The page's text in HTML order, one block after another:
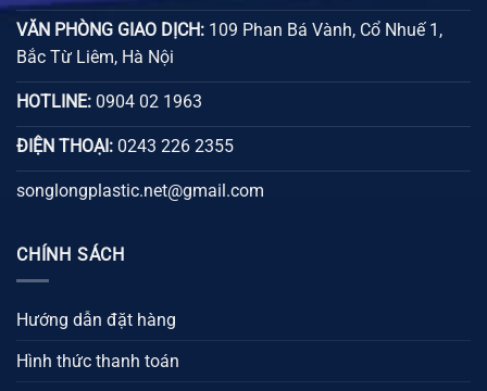
VĂN PHÒNG GIAO DỊCH: 109 Phan Bá Vành, Cổ Nhuế 1,
Bắc Từ Liêm, Hà Nội
HOTLINE: 0904 02 1963
ĐIỆN THOẠI: 0243 226 2355
songlongplastic.net@gmail.com
CHÍNH SÁCH
Hướng dẫn đặt hàng
Hình thức thanh toán